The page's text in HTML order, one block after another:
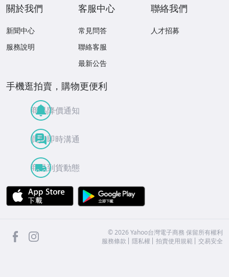
關於我們
新聞中心
服務說明
客服中心
常見問答
聯絡客服
最新公告
聯絡我們
人才招募
手機逛拍賣，購物更便利
商品降價通知
買賣即時溝通
商品到貨動態
APP Store
facebook ©2026 Yahoo台灣電子商務 保留所有權利
服務條款
隱私權 拍賣使用規範 交易安全